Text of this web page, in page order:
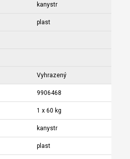
kanystr
plast
Vyhrazený
9906468
1 x 60 kg
kanystr
plast